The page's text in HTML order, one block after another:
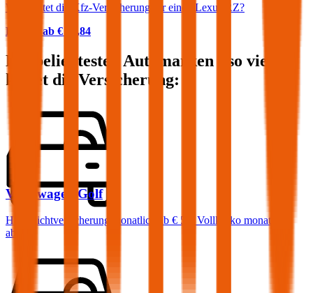
Was kostet die Kfz-Versicherung für einen Lexus RZ?
Prämie ab € 55,84
Die beliebtesten Automarken - so viel
kostet die Versicherung:
Volkswagen Golf
Haftpflichtversicherung monatlich ab € 50
Vollkasko monatlich
ab …